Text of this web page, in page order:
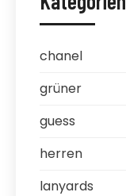
chanel
grüner
guess
herren
lanyards